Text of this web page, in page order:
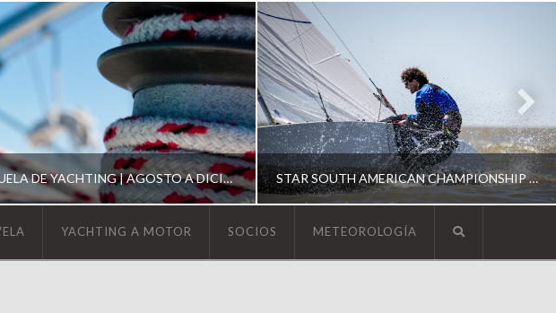
ESCUELA DE YACHTING | AGOSTO A DICIEMBRE 2026 STAR SOUTH AMERICAN CHAMPIONSHIP 2026
YACHTING A MOTOR SOCIOS METEOROLOGÍA